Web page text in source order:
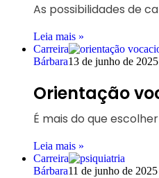
As possibilidades de
Leia mais »
Carreira
Bárbara13 de junho de 2025
Orientação
É mais do que
Leia mais »
Carreira
Bárbara11 de junho de 2025